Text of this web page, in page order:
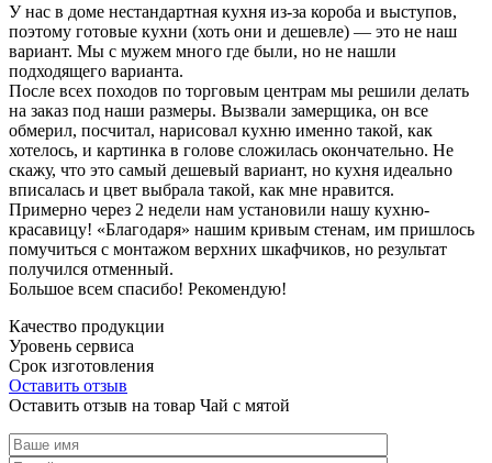
У нас в доме нестандартная кухня из-за короба и выступов,
поэтому готовые кухни (хоть они и дешевле) — это не наш
вариант. Мы с мужем много где были, но не нашли
подходящего варианта.
После всех походов по торговым центрам мы решили делать
на заказ под наши размеры. Вызвали замерщика, он все
обмерил, посчитал, нарисовал кухню именно такой, как
хотелось, и картинка в голове сложилась окончательно. Не
скажу, что это самый дешевый вариант, но кухня идеально
вписалась и цвет выбрала такой, как мне нравится.
Примерно через 2 недели нам установили нашу кухню-
красавицу! «Благодаря» нашим кривым стенам, им пришлось
помучиться с монтажом верхних шкафчиков, но результат
получился отменный.
Большое всем спасибо! Рекомендую!
Качество продукции
Уровень сервиса
Срок изготовления
Оставить отзыв
Оставить отзыв на товар Чай с мятой